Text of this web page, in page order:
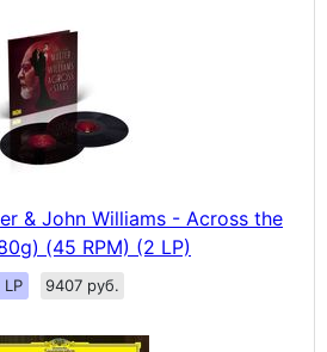
& John Williams - Across the
(45 RPM) (2 LP)
LP 9407 руб.